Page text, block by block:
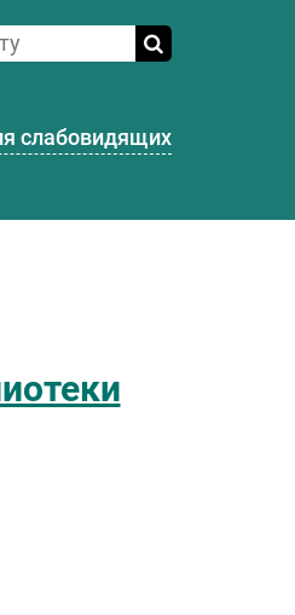
слабовидящих